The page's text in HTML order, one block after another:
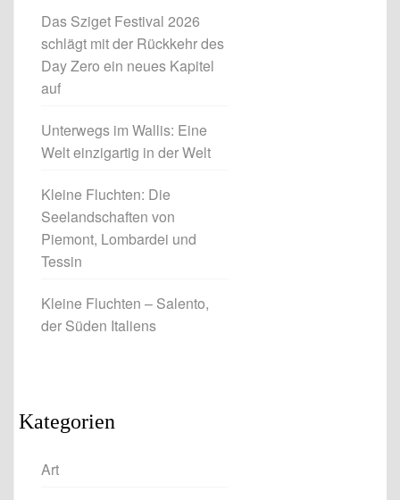
Das Sziget Festival 2026
schlägt mit der Rückkehr des
Day Zero ein neues Kapitel
auf
Unterwegs im Wallis: Eine
Welt einzigartig in der Welt
Kleine Fluchten: Die
Seelandschaften von
Piemont, Lombardei und
Tessin
Kleine Fluchten – Salento,
der Süden Italiens
Kategorien
Art